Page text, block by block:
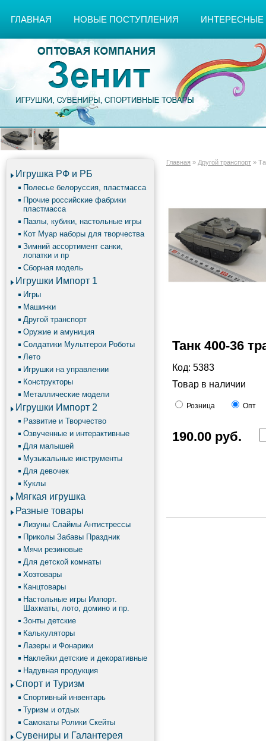
ГЛАВНАЯ НОВЫЕ ПОСТУПЛЕНИЯ
Игрушка РФ и РБ
Полесье белоруссия, пластмасса
Прочие российские фабрики
пластмасса
Пазлы, кубики, настольные игры
Кот Муар наборы для творчества
Зимний ассортимент санки,
лопатки и пр
Сборная модель
Игрушки Импорт 1
Игры
Машинки
Другой транспорт
Оружие и амуниция
Солдатики Мультгерои Роботы
Лето
Игрушки на управлении
Конструкторы
Металлические модели
Игрушки Импорт 2
Развитие и Творчество
Озвученные и интерактивные
Для малышей
Музыкальные инструменты
Для девочек
Куклы
Мягкая игрушка
Разные товары
Лизуны Слаймы Антистрессы
Приколы Забавы Праздник
Мячи резиновые
Для детской комнаты
Хозтовары
Канцтовары
Настольные игры Импорт.
Шахматы, лото, домино и пр.
Зонты детские
Калькуляторы
Лазеры и Фонарики
Наклейки детские и декоративные
Надувная продукция
Спорт и Туризм
Спортивный инвентарь
Туризм и отдых
Самокаты Ролики Скейты
Сувениры и Галантерея
Главная » Другой транспорт »
Танк 400-36
Код: 5383
Товар в наличии
Розница Опт
190.00 руб.